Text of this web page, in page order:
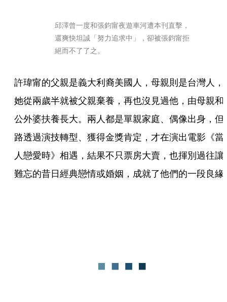
邱澤曾一度和張鈞甯夜遊車河遭本刊直擊，
還爽快坦誠「努力追求中」，卻被張鈞甯拒
絕而不了了之。
許瑋甯的父親是義大利裔美國人，母親則是台灣人，
她從兩歲半就被父親棄養，再也沒見過他，由母親和
公外婆扶養長大。兩人都是單親家庭、偶像出身，但
路透過演技轉型、獲得金獎肯定，才在演出電影《當
人戀愛時》相遇，結果不只票房大賣，也揮別過往讓
難忘的昔日經典戀情或婚姻，成就了他們的一段良緣